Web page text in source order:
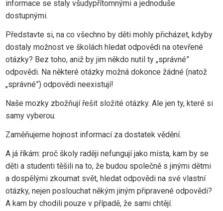
informace se staly všudypřítomnými a jednoduše
dostupnými.
Představte si, na co všechno by děti mohly přicházet, kdyby
dostaly možnost ve školách hledat odpovědi na otevřené
otázky? Bez toho, aniž by jim někdo nutil ty „správné”
odpovědi. Na některé otázky možná dokonce žádné (natož
„správné”) odpovědi neexistují!
Naše mozky zbožňují řešit složité otázky. Ale jen ty, které si
samy vyberou.
Zaměňujeme hojnost informací za dostatek vědění.
A já říkám: proč školy raději nefungují jako místa, kam by se
děti a studenti těšili na to, že budou společně s jinými dětmi
a dospělými zkoumat svět, hledat odpovědi na své vlastní
otázky, nejen poslouchat někým jiným připravené odpovědi?
A kam by chodili pouze v případě, že sami chtějí.